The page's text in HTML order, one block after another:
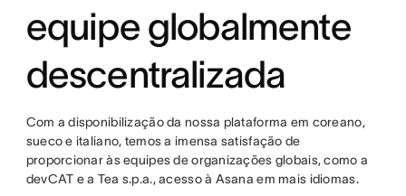
equipe globalmente
descentralizada
Com a disponibilização da nossa plataforma em coreano,
sueco e italiano, temos a imensa satisfação de
proporcionar às equipes de organizações globais, como a
devCAT e a Tea s.p.a., acesso à Asana em mais idiomas.